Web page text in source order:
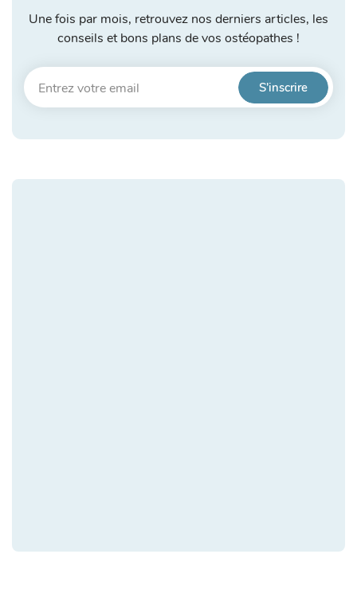
Une fois par mois, retrouvez nos derniers articles, les
conseils et bons plans de vos ostéopathes !